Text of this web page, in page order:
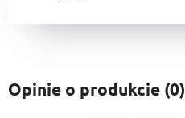
Opinie o produkcie (0)